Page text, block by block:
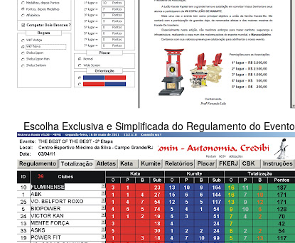
Escolha Exclusiva e Simplificada do Regulamento do Evento